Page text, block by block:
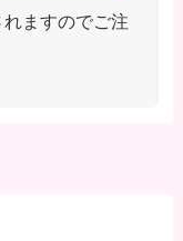
ますのでご注